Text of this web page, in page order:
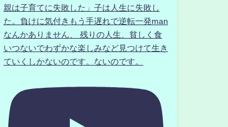
親は子育てに失敗した」子は人生に失敗し
た。負けに気付きもう手遅れで逆転一発man
なんかありません、 残りの人生、貧しく食
いつないでわずかな楽しみなど見つけて生き
ていくしかないのです。ないのです。